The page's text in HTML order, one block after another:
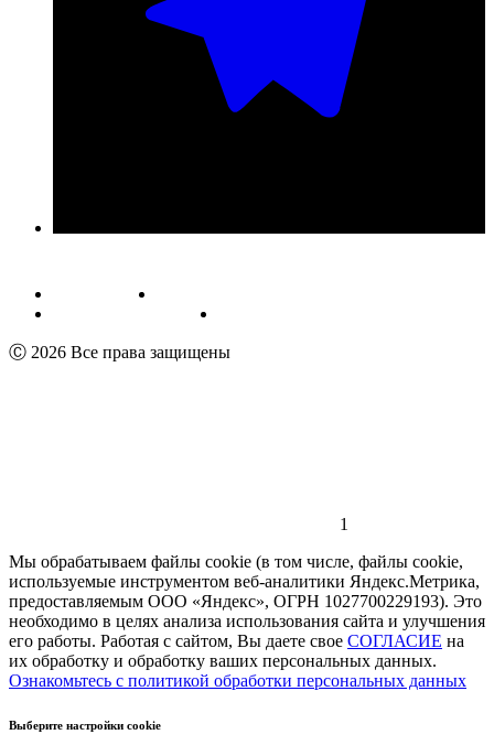
Публичная оферта
Пользовательское соглашение
Ⓒ 2026 Все права защищены
1
Мы обрабатываем файлы cookie (в том числе, файлы cookie,
используемые инструментом веб-аналитики Яндекс.Метрика,
предоставляемым ООО «Яндекс», ОГРН 1027700229193). Это
необходимо в целях анализа использования сайта и улучшения
его работы. Работая с сайтом, Вы даете свое СОГЛАСИЕ на
их обработку и обработку ваших персональных данных.
Ознакомьтесь с политикой обработки персональных данных
Выберите настройки cookie